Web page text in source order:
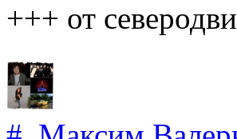
+++ от